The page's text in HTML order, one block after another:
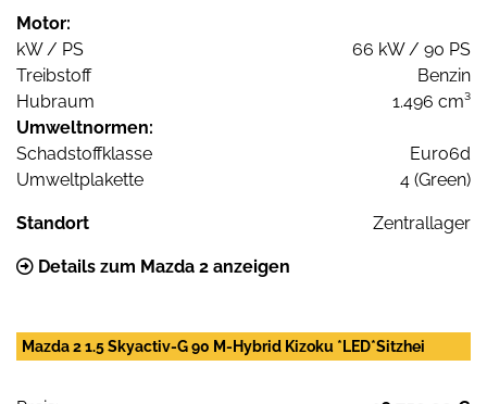
Motor:
kW / PS
66 kW / 90 PS
Treibstoff
Benzin
Hubraum
1.496 cm³
Umweltnormen:
Schadstoffklasse
Euro6d
Umweltplakette
4 (Green)
Standort Zentrallager
Details zum Mazda 2 anzeigen
Mazda 2 1.5 Skyactiv-G 90 M-Hybrid Kizoku *LED*Sitzhei